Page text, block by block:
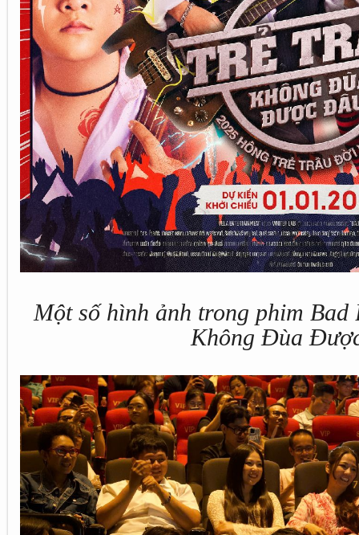
Một số hình ảnh trong phim Bad
Không Đùa